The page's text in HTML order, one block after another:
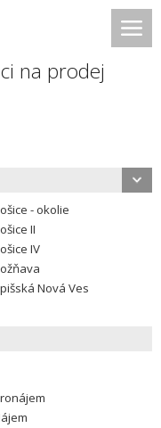
na prodej
- okolie
II
IV
Nová Ves